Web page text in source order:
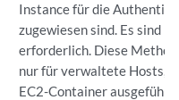
Instance für die
zugewiesen sind. Es sind
erforderlich. Diese
nur für verwaltete Hosts,
EC2-Container ausgeführt